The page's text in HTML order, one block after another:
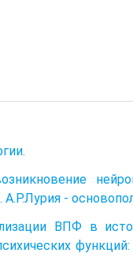
А.Р.Лурия -
ВПФ в